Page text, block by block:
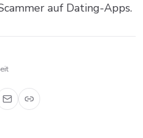
auf Dating-Apps.